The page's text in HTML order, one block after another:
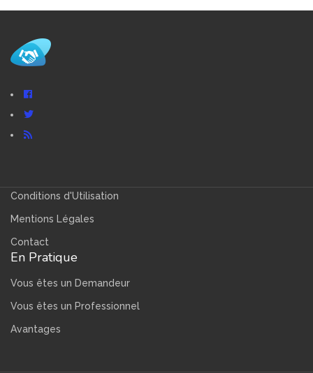
Conditions d'Utilisation
Mentions Légales
Contact
En Pratique
Vous êtes un Demandeur
Vous êtes un Professionnel
Avantages